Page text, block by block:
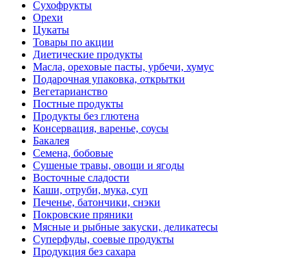
Сухофрукты
Орехи
Цукаты
Товары по акции
Диетические продукты
Масла, ореховые пасты, урбечи, хумус
Подарочная упаковка, открытки
Вегетарианство
Постные продукты
Продукты без глютена
Консервация, варенье, соусы
Бакалея
Семена, бобовые
Сушеные травы, овощи и ягоды
Восточные сладости
Каши, отруби, мука, суп
Печенье, батончики, снэки
Покровские пряники
Мясные и рыбные закуски, деликатесы
Суперфуды, соевые продукты
Продукция без сахара